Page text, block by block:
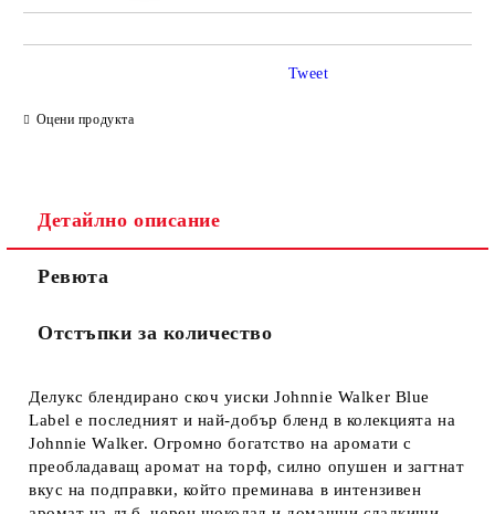
Оцени продукта
Tweet
Детайлно описание
Ревюта
Отстъпки за количество
Делукс блендирано скоч уиски Johnnie Walker Blue
Label е последният и най-добър бленд в колекцията на
Johnnie Walker. Огромно богатство на аромати с
преобладаващ аромат на торф, силно опушен и загтнат
вкус на подправки, който преминава в интензивен